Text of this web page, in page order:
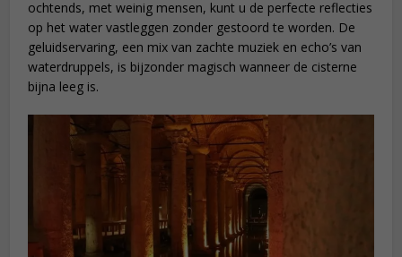
ochtends, met weinig mensen, kunt u de perfecte reflecties
op het water vastleggen zonder gestoord te worden. De
geluidservaring, een mix van zachte muziek en echo’s van
waterdruppels, is bijzonder magisch wanneer de cisterne
bijna leeg is.